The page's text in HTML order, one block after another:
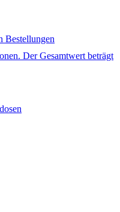
Bestellungen
Der Gesamtwert beträgt